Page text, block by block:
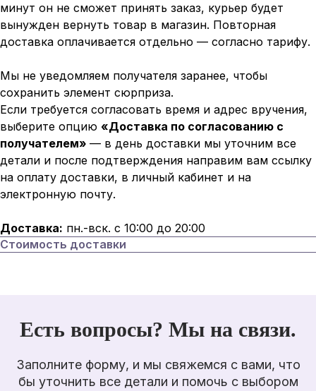
минут он не сможет принять заказ, курьер будет
вынужден вернуть товар в магазин. Повторная
доставка оплачивается отдельно — согласно тарифу.
Мы не уведомляем получателя заранее, чтобы
сохранить элемент сюрприза.
Если требуется согласовать время и адрес вручения,
выберите опцию «Доставка по согласованию с
получателем» — в день доставки мы уточним все
детали и после подтверждения направим вам ссылку
на оплату доставки, в личный кабинет и на
электронную почту.
Доставка: пн.-вск. с 10:00 до 20:00
Стоимость доставки
Есть вопросы? Мы на связи.
Заполните форму, и мы свяжемся с вами, что
бы уточнить все детали и помочь с выбором